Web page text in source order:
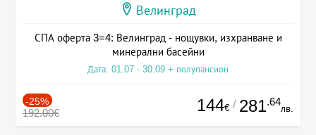
Велинград
СПА оферта 3=4: Велинград - нощувки, изхранване и
минерални басейни
Дата: 01.07 - 30.09 + полупансион
-25%
192.00€ 144€ / 281.64
лв.